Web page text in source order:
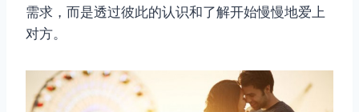
需求，而是透过彼此的认识和了解开始慢慢地爱上
对方。